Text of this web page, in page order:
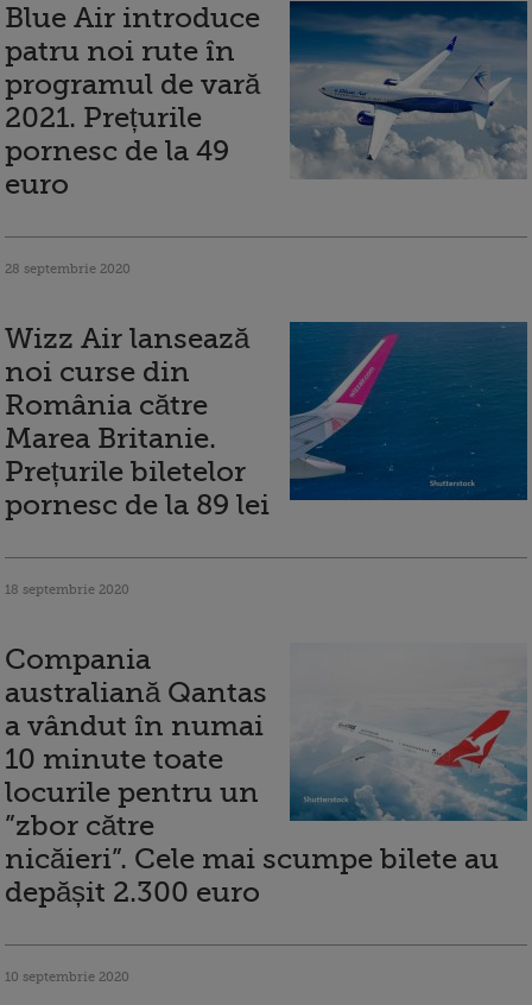
Blue Air introduce
patru noi rute în
programul de vară
2021. Prețurile
pornesc de la 49
euro
28 septembrie 2020
Wizz Air lansează
noi curse din
România către
Marea Britanie.
Prețurile biletelor
pornesc de la 89 lei
18 septembrie 2020
Compania
australiană Qantas
a vândut în numai
10 minute toate
locurile pentru un
”zbor către
nicăieri”. Cele mai scumpe bilete au
depășit 2.300 euro
10 septembrie 2020